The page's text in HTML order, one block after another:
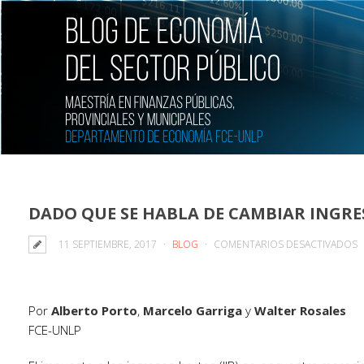
DADO QUE SE HABLA DE CAMBIAR
11 SEPTIEMBRE, 2017 BLOG COMENTARIOS DESACTIVADOSEN
Por Alberto Porto, Marcelo Garriga y Walter Rosales
FCE-UNLP